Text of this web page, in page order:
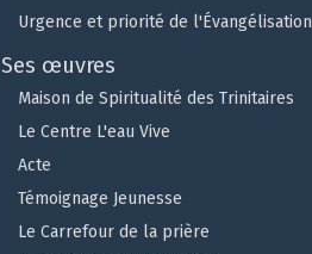
Urgence et priorité de l'Évangélisation
Ses œuvres
Maison de Spiritualité des Trinitaires
Le Centre L'eau Vive
Acte
Témoignage Jeunesse
Le Carrefour de la prière